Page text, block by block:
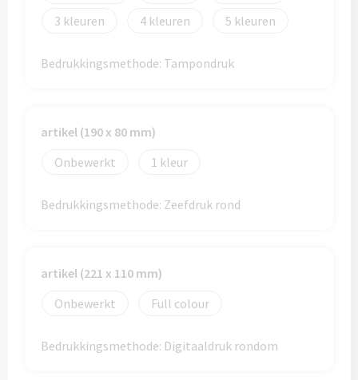
Wijnkaraffen bedrukken
Waterkaraffen bedrukken
Overige drinkwaren
Drinksets bedrukken
3
4 5
Bedrukkingsmethode: Tampondruk
artikel (190 x 80 mm)
Onbewerkt
1
Bedrukkingsmethode: Zeefdruk rond
artikel (221 x 110 mm)
Onbewerkt
Full colour
Bedrukkingsmethode: Digitaaldruk rondom